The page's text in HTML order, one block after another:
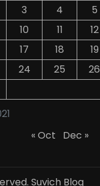
3 4 5
10 11 12
17 18 19
24 25 26
« Oct Dec »
Suvich Blog